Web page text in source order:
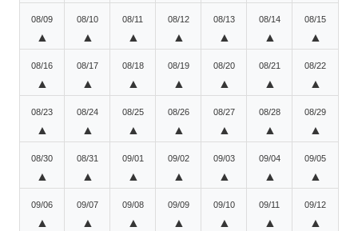
08/09
▲
08/10
▲
08/11
▲
08/12
▲
08/13
▲
08/14
▲
08/15
▲
08/16
▲
08/17
▲
08/18
▲
08/19
▲
08/20
▲
08/21
▲
08/22
▲
08/23
▲
08/24
▲
08/25
▲
08/26
▲
08/27
▲
08/28
▲
08/29
▲
08/30
▲
08/31
▲
09/01
▲
09/02
▲
09/03
▲
09/04
▲
09/05
▲
09/06
▲
09/07
▲
09/08
▲
09/09
▲
09/10
▲
09/11
▲
09/12
▲